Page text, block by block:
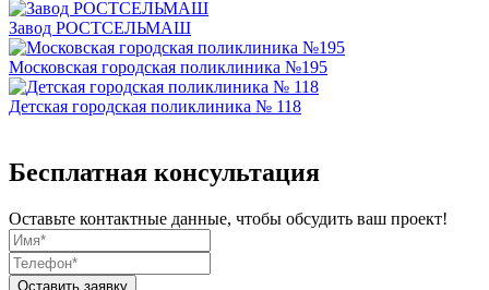
Завод РОСТСЕЛЬМАШ
Московская городская поликлиника №195
Детская городская поликлиника № 118
Бесплатная консультация
Оставьте контактные данные, чтобы обсудить ваш проект!
Оставить заявку